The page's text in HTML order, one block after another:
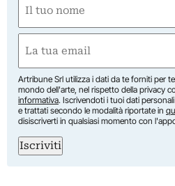
(Obbligatorio)
Nome
(Obbligatorio)
Artribune Srl utilizza i dati da te forniti per
mondo dell'arte, nel rispetto della privacy
informativa. Iscrivendoti i tuoi dati
e trattati secondo le modalità riportate in
disiscriverti in qualsiasi momento con
Iscriviti